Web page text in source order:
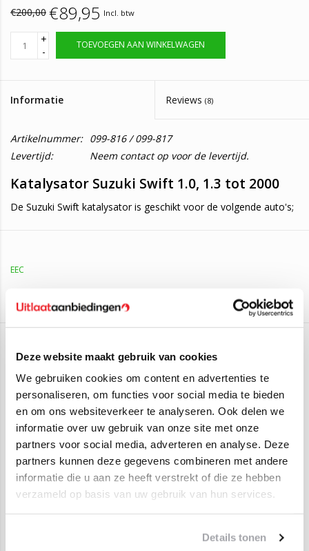
Deze website maakt gebruik van cookies
We gebruiken cookies om content en advertenties te
personaliseren, om functies voor social media te bieden
en om ons websiteverkeer te analyseren. Ook delen we
informatie over uw gebruik van onze site met onze
partners voor social media, adverteren en analyse. Deze
partners kunnen deze gegevens combineren met andere
informatie die u aan ze heeft verstrekt of die ze hebben
verzameld op basis van uw gebruik van hun services.
Details tonen
€200,00 €89,95 Incl. btw
+
-
TOEVOEGEN AAN WINKELWAGEN
Informatie Reviews (8)
Artikelnummer: 099-816 / 099-817
Levertijd:
Neem contact op voor de levertijd.
Katalysator Suzuki Swift 1.0, 1.3 tot 2000
De Suzuki Swift katalysator is geschikt voor de volgende auto's;
Suzuki Swift 1.3(52KW/71PK - 1989 t/m 1991)
De originele nummers van deze katalysator zijn: 1419060E10,
Heeft u vragen? Aan de hand van uw kenteken of
chassisnummer kunnen wij uitzoeken welke katalysator de juiste
is, neem gerust contact op:
Topautoparts
Voortsweg 23
Afhalen alleen op afspraak
EEC
Gerelateerde producten
SALE SALE
Suzuki Swift 1.0, 1.3